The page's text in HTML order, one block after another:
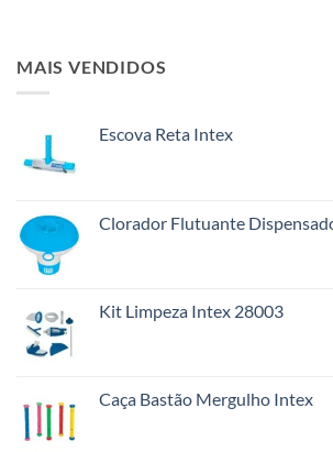
MAIS VENDIDOS
Escova Reta Intex
Clorador Flutuante
Kit Limpeza Intex 28003
Caça Bastão Mergulho Intex